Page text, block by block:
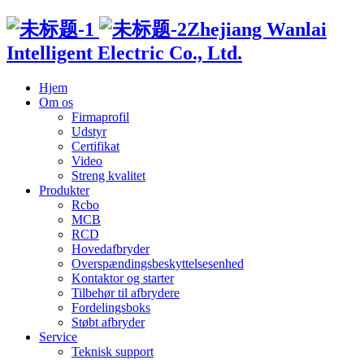
Zhejiang Wanlai
Intelligent Electric Co., Ltd.
Hjem
Om os
Firmaprofil
Udstyr
Certifikat
Video
Streng kvalitet
Produkter
Rcbo
MCB
RCD
Hovedafbryder
Overspændingsbeskyttelsesenhed
Kontaktor og starter
Tilbehør til afbrydere
Fordelingsboks
Støbt afbryder
Service
Teknisk support